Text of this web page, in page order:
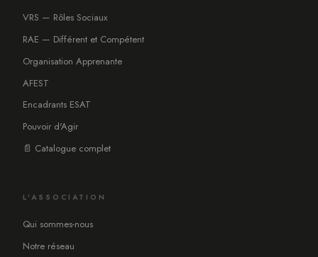
VRS — Rôles Sociaux
RAE — Différent et Compétent
Organisation Apprenante
AFEST
Encadrants ESAT
Pouvoir d'Agir
📄 Catalogue complet
L'ASSOCIATION
Qui sommes-nous
Notre réseau